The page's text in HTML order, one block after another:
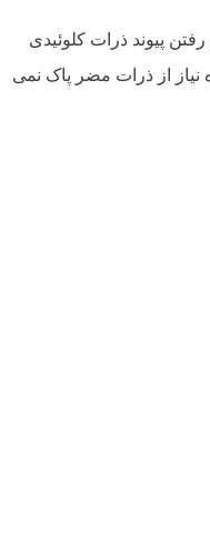
پیوند ذرات کلوئیدی
نیاز از ذرات مضر پاک نمی